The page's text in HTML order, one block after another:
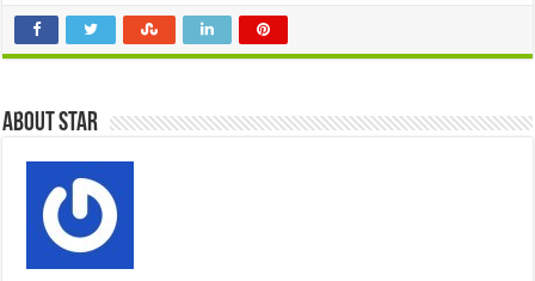
About star